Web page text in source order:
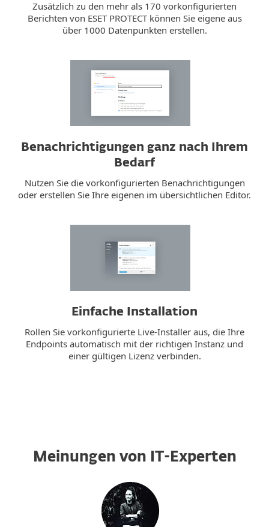
Zusätzlich zu den mehr als 170 vorkonfigurierten
Berichten von ESET PROTECT können Sie eigene aus
über 1000 Datenpunkten erstellen.
Benachrichtigungen ganz nach Ihrem
Bedarf
Nutzen Sie die vorkonfigurierten Benachrichtigungen
oder erstellen Sie Ihre eigenen im übersichtlichen Editor.
Einfache Installation
Rollen Sie vorkonfigurierte Live-Installer aus, die Ihre
Endpoints automatisch mit der richtigen Instanz und
einer gültigen Lizenz verbinden.
Meinungen von IT-Experten